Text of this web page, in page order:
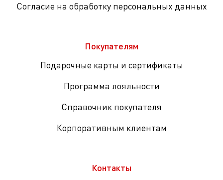
Согласие на обработку персональных данных
Покупателям
Подарочные карты и сертификаты
Программа лояльности
Справочник покупателя
Корпоративным клиентам
Контакты